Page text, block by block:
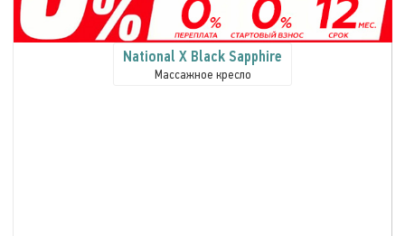
National X Black Sapphire
Массажное кресло